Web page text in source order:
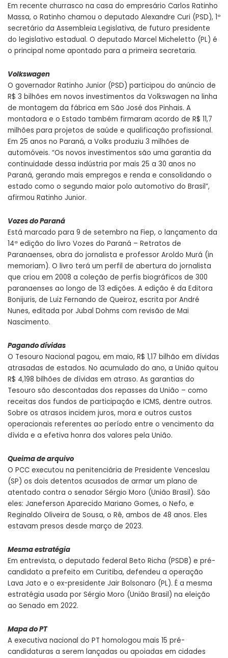
Em recente churrasco na casa do empresário Carlos Ratinho
Massa, o Ratinho chamou o deputado Alexandre Curi (PSD), 1º
secretário da Assembleia Legislativa, de futuro presidente
do legislativo estadual. O deputado Marcel Micheletto (PL) é
o principal nome apontado para a primeira secretaria.
Volkswagen
O governador Ratinho Junior (PSD) participou do anúncio de
R$ 3 bilhões em novos investimentos da Volkswagen na linha
de montagem da fábrica em São José dos Pinhais. A
montadora e o Estado também firmaram acordo de R$ 11,7
milhões para projetos de saúde e qualificação profissional.
Em 25 anos no Paraná, a Volks produziu 3 milhões de
automóveis. “Os novos investimentos são uma garantia da
continuidade dessa indústria por mais 25 a 30 anos no
Paraná, gerando mais empregos e renda e consolidando o
estado como o segundo maior polo automotivo do Brasil”,
afirmou Ratinho Junior.
Vozes do Paraná
Está marcado para 9 de setembro na Fiep, o lançamento da
14ª edição do livro Vozes do Paraná – Retratos de
Paranaenses, obra do jornalista e professor Aroldo Murá (in
memoriam). O livro terá um perfil de abertura do jornalista
que criou em 2008 a coleção de perfis biográficos de 300
paranaenses ao longo de 13 edições. A edição é da Editora
Bonijuris, de Luiz Fernando de Queiroz, escrita por André
Nunes, editada por Jubal Dohms com revisão de Mai
Nascimento.
Pagando dívidas
O Tesouro Nacional pagou, em maio, R$ 1,17 bilhão em dívidas
atrasadas de estados. No acumulado do ano, a União quitou
R$ 4,198 bilhões de dívidas em atraso. As garantias do
Tesouro são descontadas dos repasses da União – como
receitas dos fundos de participação e ICMS, dentre outros.
Sobre os atrasos incidem juros, mora e outros custos
operacionais referentes ao período entre o vencimento da
dívida e a efetiva honra dos valores pela União.
Queima de arquivo
O PCC executou na penitenciária de Presidente Venceslau
(SP) os dois detentos acusados de armar um plano de
atentado contra o senador Sérgio Moro (União Brasil). São
eles: Janeferson Aparecido Mariano Gomes, o Nefo, e
Reginaldo Oliveira de Sousa, o Rê, ambos de 48 anos. Eles
estavam presos desde março de 2023.
Mesma estratégia
Em entrevista, o deputado federal Beto Richa (PSDB) e pré-
candidato a prefeito em Curitiba, defendeu a operação
Lava Jato e o ex-presidente Jair Bolsonaro (PL). É a mesma
estratégia usada por Sérgio Moro (União Brasil) na eleição
ao Senado em 2022.
Mapa do PT
A executiva nacional do PT homologou mais 15 pré-
candidaturas a serem lançadas ou apoiadas em cidades